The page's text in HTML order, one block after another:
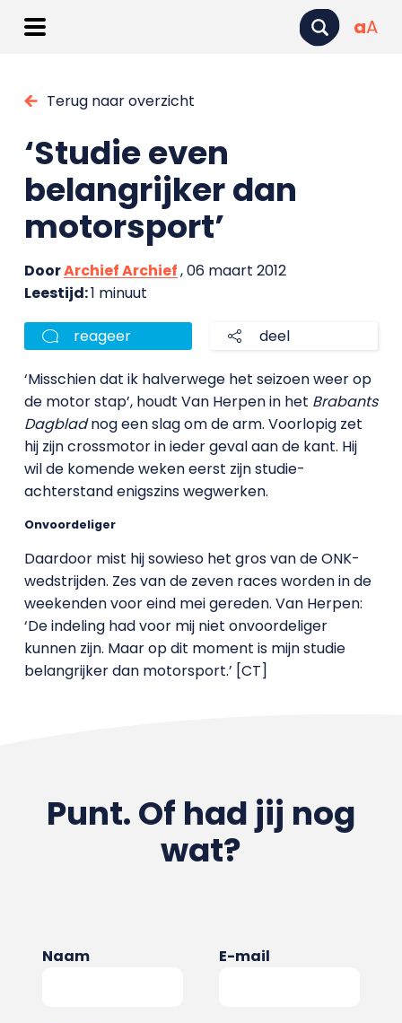
aA
Terug naar overzicht
‘Studie even
belangrijker dan
motorsport’
DoorArchief Archief, 06 maart 2012
Leestijd:1 minuut
reageer deel
‘Misschien dat ik halverwege het seizoen weer op
de motor stap’, houdt Van Herpen in het Brabants
Dagbladnog een slag om de arm. Voorlopig zet
hij zijn crossmotor in ieder geval aan de kant. Hij
wil de komende weken eerst zijn studie-
achterstand enigszins wegwerken.
Onvoordeliger
Daardoor mist hij sowieso het gros van de ONK-
wedstrijden. Zes van de zeven races worden in de
weekenden voor eind mei gereden. Van Herpen:
‘De indeling had voor mij niet onvoordeliger
kunnen zijn. Maar op dit moment is mijn studie
belangrijker dan motorsport.’ [CT]
Punt. Of had jij nog
wat?
Naam E-mail